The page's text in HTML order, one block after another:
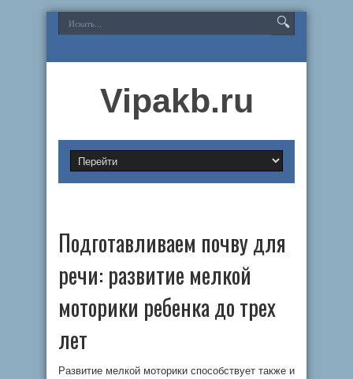
Vipakb.ru
Подготавливаем почву для
речи: развитие мелкой
моторики ребенка до трех
лет
Развитие мелкой моторики способствует также и